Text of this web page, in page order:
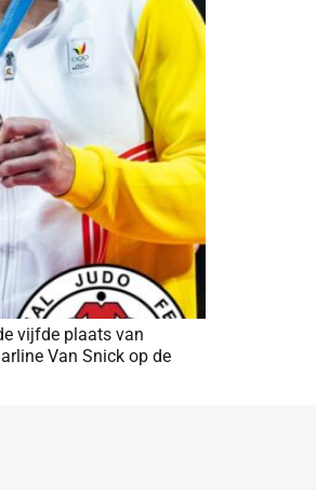
vijfde plaats van
Van Snick op de